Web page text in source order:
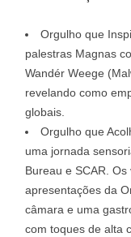
Orgulho que
palestras Magnas
Wandér Weege
revelando como
globais.
Orgulho que
uma jornada
Bureau e SCAR.
apresentações da
câmara e uma
com toques de alta